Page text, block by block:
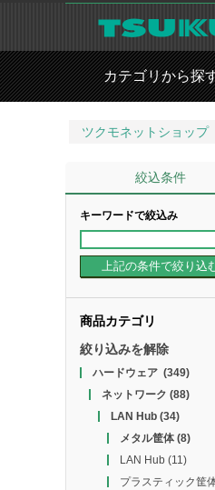
カテゴリから探
ツクモネットショップ
絞込条件
キーワードで絞込み
商品カテゴリ
絞り込みを解除
ハードウェア(349)
ネットワーク (88)
LAN Hub(34)
メタル筐体(8)
LAN Hub(11)
プラスティック筐